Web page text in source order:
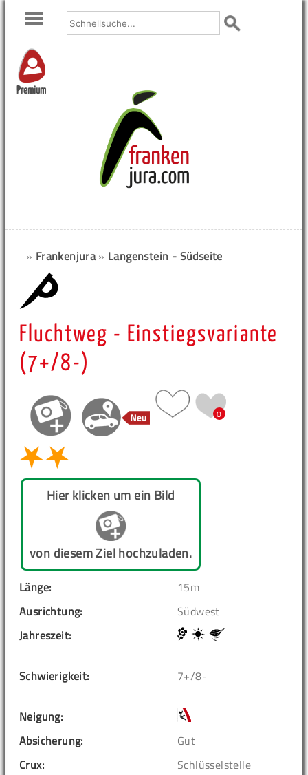
Premium
» Frankenjura» Langenstein - Südseite
Fluchtweg - Einstiegsvariante
(7+/8-)
0
Hier klicken um ein Bild
von diesem Ziel hochzuladen.
Länge:
15m
Ausrichtung:
Südwest
Jahreszeit:
Schwierigkeit: 7+/8-
Neigung:
Absicherung:
Gut
Crux:
Schlüsselstelle